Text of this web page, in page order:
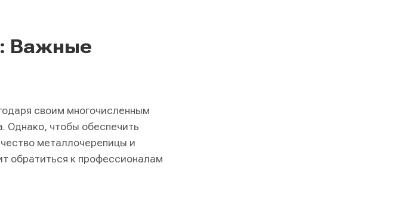
Важные
своим многочисленным
Однако, чтобы обеспечить
металлочерепицы и
обратиться к профессионалам